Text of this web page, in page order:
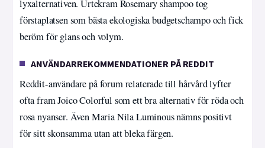
lyxalternativen. Urtekram Rosemary shampoo tog
förstaplatsen som bästa ekologiska budgetschampo och fick
beröm för glans och volym.
ANVÄNDARREKOMMENDATIONER PÅ REDDIT
Reddit-användare på forum relaterade till hårvård lyfter
ofta fram Joico Colorful som ett bra alternativ för röda och
rosa nyanser. Även Maria Nila Luminous nämns positivt
för sitt skonsamma utan att bleka färgen.